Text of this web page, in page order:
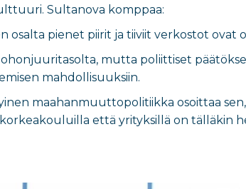
Sultanova komppaa:
osalta pienet piirit ja tiiviit verkostot ovat
mutta poliittiset
mahdollisuuksiin.
maahanmuuttopolitiikka osoittaa
että yrityksillä on tälläkin